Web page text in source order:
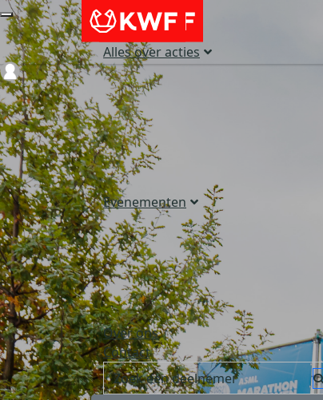
Alles over acties
Evenementen
Over ons
Contact
Login